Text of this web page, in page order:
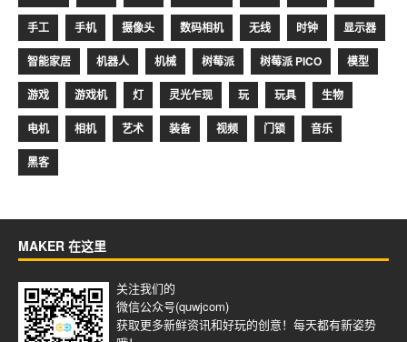
手工 手机 摄像头 数码相机 无线 时钟 显示器
智能家居 机器人 机械 树莓派 树莓派 PICO 模型
游戏 游戏机 灯 灵光乍现 玩 玩具 生物
电机 相机 艺术 装备 视频 门锁 音乐
黑客
MAKER 在这里
关注我们的
微信公众号(quwjcom)
获取更多新鲜资讯和好玩的创意！每天都有新姿势